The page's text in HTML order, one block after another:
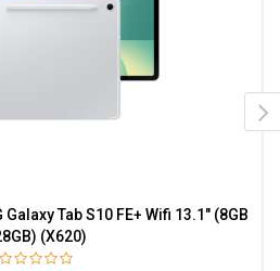
Tab S10 FE+ Wifi 13.1" (8GB
(X620)